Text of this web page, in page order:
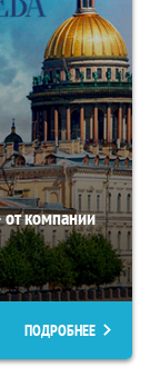
компании
ПОДРОБНЕЕ